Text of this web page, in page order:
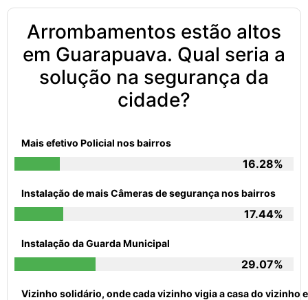
Arrombamentos estão altos
em Guarapuava. Qual seria a
solução na segurança da
cidade?
Mais efetivo Policial nos bairros
16.28%
Instalação de mais Câmeras de segurança nos bairros
17.44%
Instalação da Guarda Municipal
29.07%
Vizinho solidário, onde cada vizinho vigia a casa do vizinho